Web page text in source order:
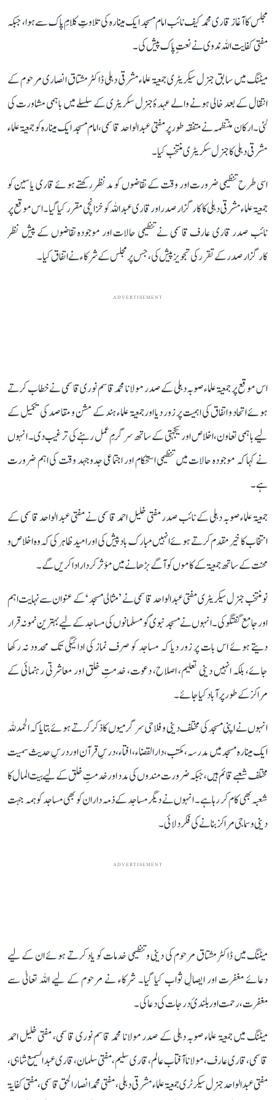
مجلس کا آغاز قاری محمد کیف نائب امام مسجد ایک مینارہ کی تلاوتِ کلامِ پاک سے ہوا، جبکہ
مفتی کفایت اللہ ندوی نے نعتِ پاک پیش کی۔
میٹنگ میں سابق جنرل سیکریٹری جمعیۃ علماء مشرقی دہلی ڈاکٹر مشتاق انصاری مرحوم کے
انتقال کے بعد خالی ہونے والے عہدۂ جنرل سکریٹری کے سلسلے میں باہمی مشاورت کی
گئی۔ ارکان منتظمہ نے متفقہ طور پر مفتی عبد الواحد قاسمی، امام مسجد ایک مینارہ کو جمعیۃ علماء
مشرقی دہلی کا جنرل سکریٹری منتخب کیا۔
اسی طرح تنظیمی ضرورت اور وقت کے تقاضوں کو مدنظر رکھتے ہوئے قاری یاسین کو
جمعیۃ علماء مشرقی دہلی کا کارگزار صدر اور قاری عبد اللہ کو خزانچی مقرر کیا گیا۔ اس موقع پر
نائب صدر قاری عارف قاسمی نے تنظیمی حالات اور موجودہ تقاضوں کے پیش نظر
کارگزار صدر کے تقرر کی تجویز پیش کی، جس پر مجلس کے شرکاء نے اتفاق کیا۔
ADVERTISEMENT
اس موقع پر جمعیۃ علماء صوبہ دہلی کے صدر مولانا محمد قاسم نوری قاسمی نے خطاب کرتے
ہوئے اتحاد و اتفاق کی اہمیت پر زور دیا اور جمعیۃ علماء ہند کے مشن و مقاصد کی تکمیل کے
لیے باہمی تعاون، اخلاص اور یکجہتی کے ساتھ سرگرمِ عمل رہنے کی ترغیب دی۔ انہوں
نے کہا کہ موجودہ حالات میں تنظیمی استحکام اور اجتماعی جدوجہد وقت کی اہم ضرورت
ہے۔
جمعیۃ علماء صوبہ دہلی کے نائب صدر مفتی خلیل احمد قاسمی نے مفتی عبد الواحد قاسمی کے
انتخاب کا خیر مقدم کرتے ہوئے انہیں مبارک باد پیش کی اور امید ظاہر کی کہ وہ اخلاص و
محنت کے ساتھ جمعیۃ کے کاموں کو آگے بڑھانے میں مؤثر کردار ادا کریں گے۔
نو منتخب جنرل سیکریٹری مفتی عبد الواحد قاسمی نے ’مثالی مسجد‘ کے عنوان سے نہایت اہم
اور جامع گفتگو کی۔ انہوں نے مسجد نبویؐ کو مسلمانوں کی مساجد کے لیے بہترین نمونہ قرار
دیتے ہوئے اس بات پر زور دیا کہ مساجد کو صرف نماز کی ادائیگی تک محدود نہ رکھا
جائے، بلکہ انہیں دینی تعلیم، اصلاح، دعوت، خدمتِ خلق اور معاشرتی رہنمائی کے
مراکز کے طور پر آباد کیا جائے۔
انہوں نے اپنی مسجد کی مختلف دینی و فلاحی سرگرمیوں کا ذکر کرتے ہوئے بتایا کہ الحمدللہ
ایک مینارہ مسجد میں مدرسہ، مکتب، دارالقضاء، افتاء، درسِ قرآن اور درسِ حدیث سمیت
مختلف شعبے قائم ہیں، جبکہ ضرورت مندوں کی مدد اور خدمتِ خلق کے لیے بیت المال کا
شعبہ بھی کام کر رہا ہے۔ انہوں نے دیگر مساجد کے ذمہ داران کو بھی مساجد کو ہمہ جہت
دینی و سماجی مراکز بنانے کی فکر دلائی۔
ADVERTISEMENT
میٹنگ میں ڈاکٹر مشتاق مرحوم کی دینی و تنظیمی خدمات کو یاد کرتے ہوئے ان کے لیے
دعائے مغفرت اور ایصالِ ثواب کیا گیا۔ شرکاء نے مرحوم کے لیے اللہ تعالیٰ سے
مغفرت، رحمت اور بلندیٔ درجات کی دعا کی۔
میٹنگ میں جمعیۃ علماء صوبہ دہلی کے صدر مولانا محمد قاسم نوری قاسمی، مفتی خلیل احمد
قاسمی، قاری عارف، مولانا آفتاب عالم، قاری سلیم، مفتی سلمان ، قاری عبدالسمیع شاہی ،
مفتی عبد الواحد جنرل سیکرٹری جمعیۃ علماء مشرقی دہلی، مفتی محمد انصار الحق قاسمی ، مفتی کفایۃ